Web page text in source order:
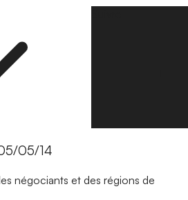
05/14
négociants et des régions de